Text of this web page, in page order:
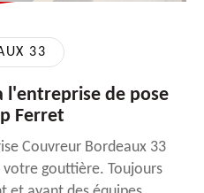
33
l'entreprise de pose
Ferret
Couvreur Bordeaux 33
gouttière. Toujours